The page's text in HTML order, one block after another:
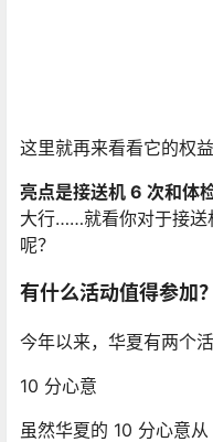
这里就再来看看它的权益
亮点是接送机 6 次和体
大行……就看你对于接送
呢？
有什么活动值得参加？
今年以来，华夏有两个活
10 分心意
虽然华夏的 10 分心意